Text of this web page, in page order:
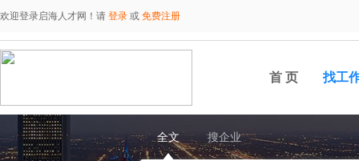
欢迎登录启海人才网！请 登录 或 免费注册
首 页 找工
全文 搜企业